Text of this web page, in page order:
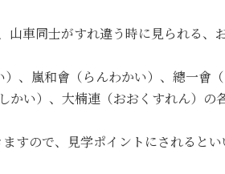
車同士がすれ違う時に見られる、
、嵐和會（らんわかい）、總一會
い）、大楠連（おおくすれん）の
すので、見学ポイントにされると